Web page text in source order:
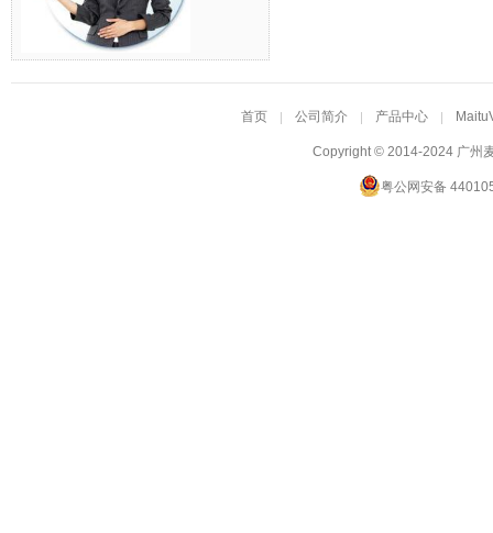
首页 公司简介 产品中心
Copyright © 2014-2024 广州
粤公网安备